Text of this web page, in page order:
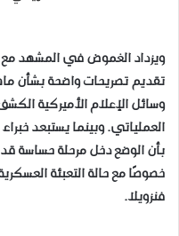
ويزداد الغموض في المشهد مع
تقديم تصريحات واضحة بشأن
وسائل الإعلام الأميركية
العملياتي. وبينما يستبعد
بأن الوضع دخل مرحلة حساسة
خصوصًا مع حالة التعبئة
فنزويلا.